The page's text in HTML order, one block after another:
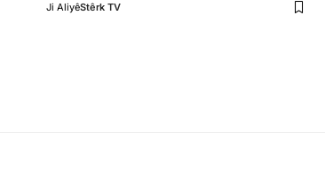
Ji AliyêStêrk TV